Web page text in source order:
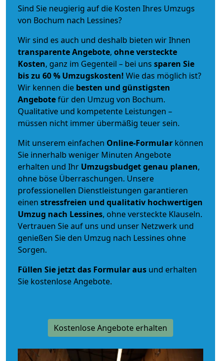
Sind Sie neugierig auf die Kosten Ihres Umzugs
von Bochum nach Lessines?
Wir sind es auch und deshalb bieten wir Ihnen
transparente Angebote, ohne versteckte
Kosten, ganz im Gegenteil – bei uns sparen Sie
bis zu 60 % Umzugskosten! Wie das möglich ist?
Wir kennen die besten und günstigsten
Angebotefür den Umzug von Bochum.
Qualitative und kompetente Leistungen –
müssen nicht immer übermäßig teuer sein.
Mit unserem einfachen Online-Formular können
Sie innerhalb weniger Minuten Angebote
erhalten und Ihr Umzugsbudgetgenau planen,
ohne böse Überraschungen. Unsere
professionellen Dienstleistungen garantieren
einen stressfreien und qualitativ hochwertigen
Umzug nach Lessines, ohne versteckte Klauseln.
Vertrauen Sie auf uns und unser Netzwerk und
genießen Sie den Umzug nach Lessines ohne
Sorgen.
Füllen Sie jetzt das Formular aus und erhalten
Sie kostenlose Angebote.
Kostenlose Angebote erhalten